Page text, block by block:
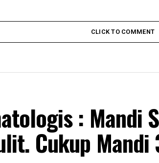
CLICK TO COMMENT
: Mandi
Cukup